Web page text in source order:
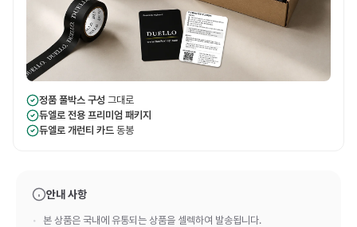
정품 풀박스 구성 그대로
듀엘로 전용 프리미엄 패키지
듀엘로 개런티 카드 동봉
안내 사항
본 상품은 국내에 유통되는 상품을 셀렉하여 발송됩니다.